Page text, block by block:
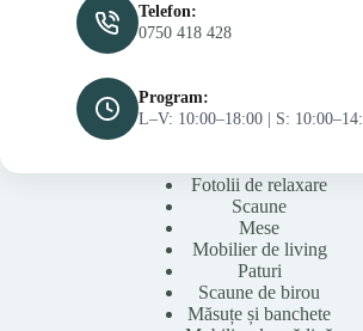
Telefon:
0750 418 428
Program:
L–V: 10:00–18:00 | S:
Fotolii de relaxare
Scaune
Mese
Mobilier de living
Paturi
Scaune de birou
Măsuțe și banchete